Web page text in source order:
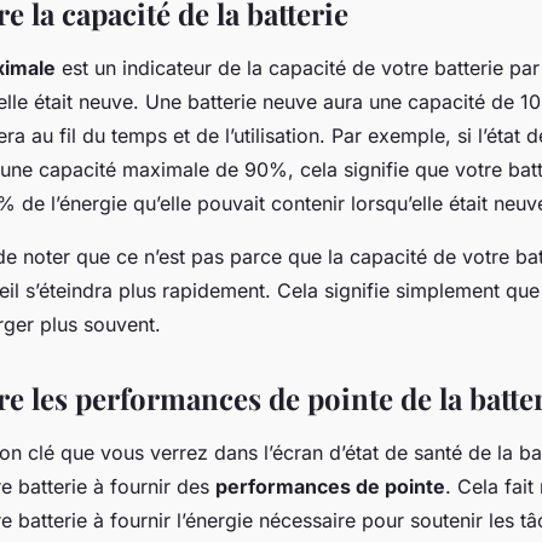
la capacité de la batterie
est un indicateur de la capacité de votre batterie
était neuve. Une batterie neuve aura une capacité de
au fil du temps et de l’utilisation. Par exemple, si l’état
capacité maximale de 90%, cela signifie que votre
de l’énergie qu’elle pouvait contenir lorsqu’elle était
noter que ce n’est pas parce que la capacité de votre
s’éteindra plus rapidement. Cela signifie simplement
plus souvent.
les performances de pointe de la
clé que vous verrez dans l’écran d’état de santé de la
batterie à fournir des performances de pointe. Cela fait
batterie à fournir l’énergie nécessaire pour soutenir les